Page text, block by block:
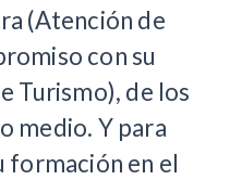
(Atención de
con su
Turismo), de los
medio. Y para
formación en el